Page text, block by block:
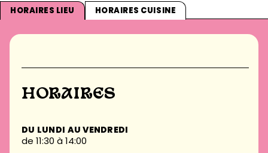
HORAIRES LIEU HORAIRES CUISINE
HORAIRES
DU LUNDI AU VENDREDI
de 11:30 à 14:00